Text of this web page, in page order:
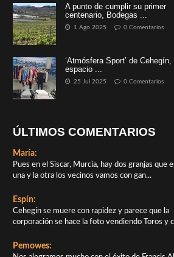
A punto de cumplir su primer
centenario, Bodegas ...
1 Ago 2025 0 Comentarios
‘Atmósfera Sport’ de Cehegín,
espacio ...
25 Jul 2025 0 Comentarios
ÚLTIMOS COMENTARIOS
María:
Pues en el Siscar, Murcia, hay dos granjas que
una y la otra los vecinos vamos con gan...
Espín:
Cehegín se muere con rapidez y parece que la
corporación se hace la foto vendiendo Toros y
Pemowes: